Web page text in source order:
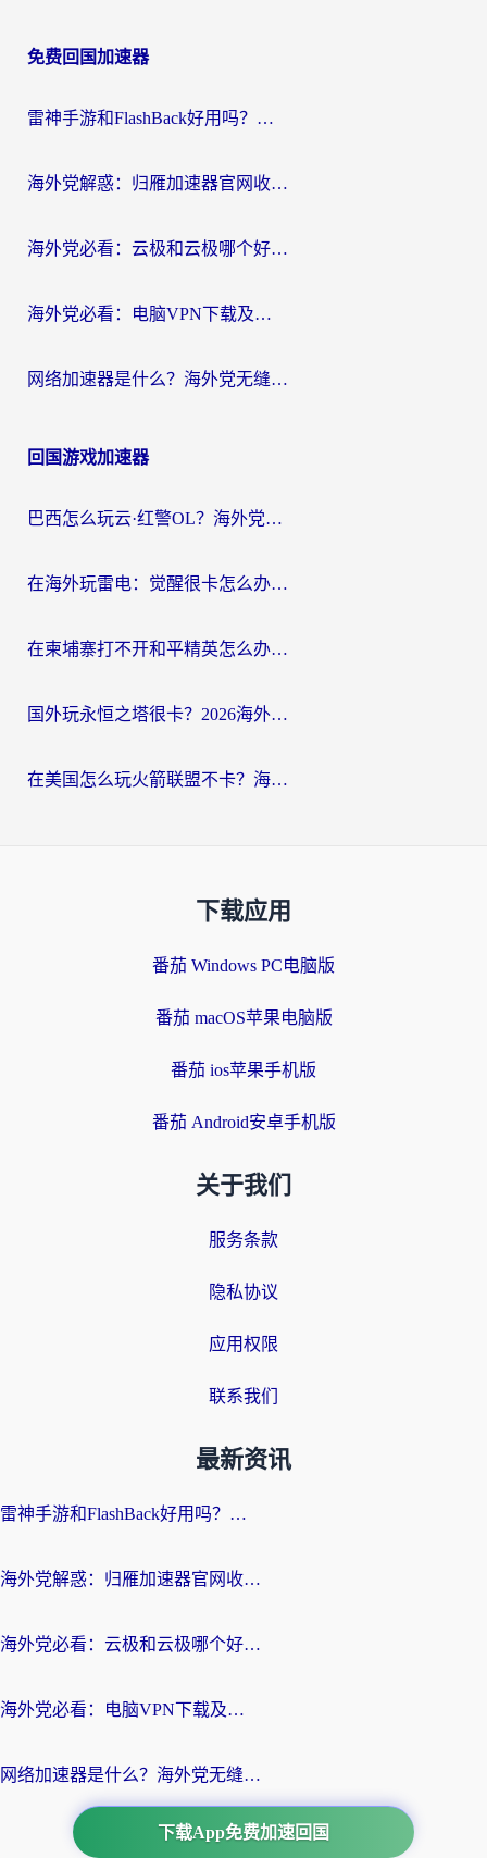
免费回国加速器
雷神手游和FlashBack好用吗？海外党亲测指南，避开破解版坑轻松访问国内资源
海外党解惑：归雁加速器官网收费吗？+3个回国加速问题的真实答案
海外党必看：云极和云极哪个好？3分钟选对回国加速器，无缝访问国内资源
海外党必看：电脑VPN下载及回国加速器选择指南——无缝访问国内资源不再难
网络加速器是什么？海外党无缝刷剧、看NBA的实用指南
回国游戏加速器
巴西怎么玩云·红警OL？海外党国服游戏加速终极攻略（附非洲逆水寒&天下山海低延迟技巧）
在海外玩雷电：觉醒很卡怎么办？2026终极指南帮你告别延迟与卡顿
在柬埔寨打不开和平精英怎么办？海外党必看的国服游戏加速终极指南
国外玩永恒之塔很卡？2026海外党国服游戏加速器终极指南（附街头篮球坦克世界实测）
在美国怎么玩火箭联盟不卡？海外玩家国服游戏加速终极指南（附明日方舟美版王者荣耀优化技巧）
下载应用
番茄 Windows PC电脑版
番茄 macOS苹果电脑版
番茄 ios苹果手机版
番茄 Android安卓手机版
关于我们
服务条款
隐私协议
应用权限
联系我们
最新资讯
雷神手游和FlashBack好用吗？海外党亲测指南，避开破解版坑轻松访问国内资源
海外党解惑：归雁加速器官网收费吗？+3个回国加速问题的真实答案
海外党必看：云极和云极哪个好？3分钟选对回国加速器，无缝访问国内资源
海外党必看：电脑VPN下载及回国加速器选择指南——无缝访问国内资源不再难
网络加速器是什么？海外党无缝刷剧、看NBA的实用指南
下载App免费加速回国